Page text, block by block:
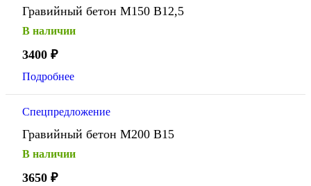
Гравийный бетон М150 В12,5
В наличии
3400 ₽
Подробнее
Спецпредложение
Гравийный бетон М200 В15
В наличии
3650 ₽